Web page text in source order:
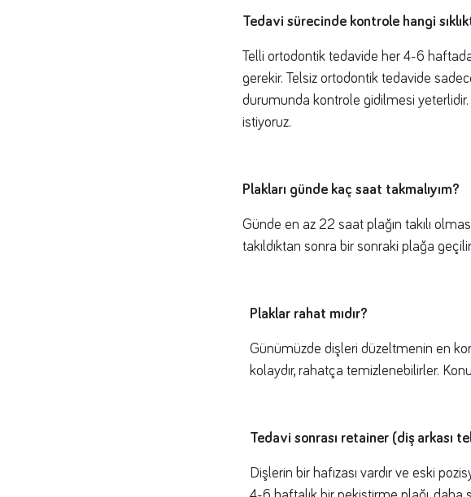
Tedavi sürecinde kontrole hangi
Telli ortodontik tedavide her 4-6
gerekir. Telsiz ortodontik tedavide
durumunda kontrole gidilmesi
istiyoruz.
Plakları günde kaç saat takmalıyım?
Günde en az 22 saat plağın takılı
takıldıktan sonra bir sonraki plağa
Plaklar rahat mıdır?
Günümüzde dişleri düzeltmenin en
kolaydır, rahatça temizlenebilirler.
Tedavi sonrası retainer (diş arkası
Dişlerin bir hafızası vardır ve eski